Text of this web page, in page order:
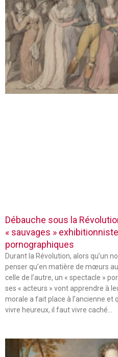
Débauche sous la
« sauvages »
pornographiques
Durant la Révolution, alors qu’un
penser qu’en matière de mœurs
celle de l’autre, un « spectacle »
ses « acteurs » vont apprendre à
morale a fait place à l’ancienne et
vivre heureux, il faut vivre caché…